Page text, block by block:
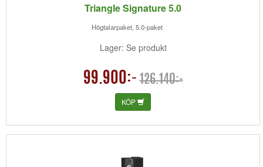
Triangle Signature 5.0
Högtalarpaket, 5.0-paket
Lager: Se produkt
99.900:- 126.140:-
KÖP